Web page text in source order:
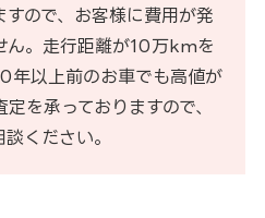
すので、お客様に費用が発
ん。走行距離が10万kmを
年以上前のお車でも高値が
を承っておりますので、
ください。